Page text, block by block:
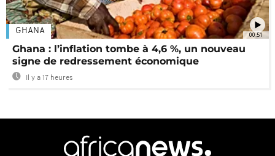
00:51
GHANA
Ghana : l’inflation tombe à 4,6 %, un nouveau
signe de redressement économique
Il y a 17 heures